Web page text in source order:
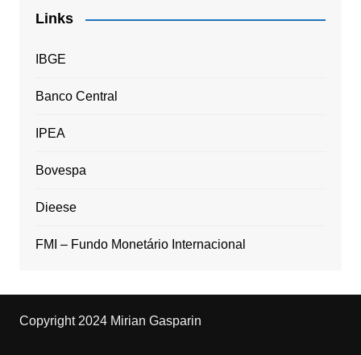
Links
IBGE
Banco Central
IPEA
Bovespa
Dieese
FMI – Fundo Monetário Internacional
Copyright 2024 Mirian Gasparin